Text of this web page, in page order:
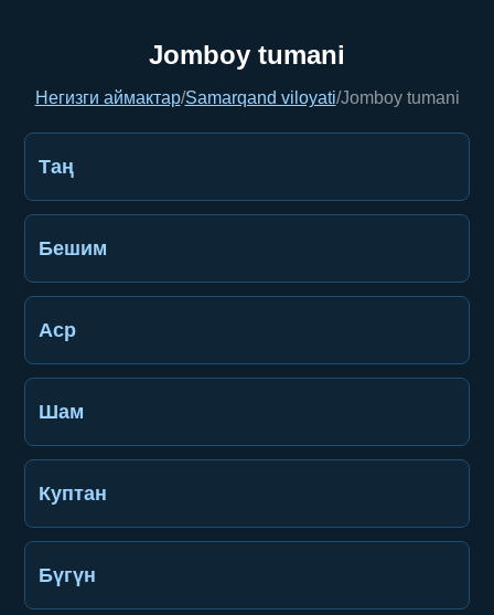
Jomboy tumani
Негизги аймактар/Samarqand viloyati/Jomboy tumani
Таң
Бешим
Аср
Шам
Куптан
Бүгүн